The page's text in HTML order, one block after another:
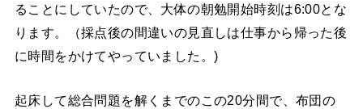
ることにしていたので、大体の朝勉開始時刻は6:00とな
ります。（採点後の間違いの見直しは仕事から帰った後
に時間をかけてやっていました。)
起床して総合問題を解くまでのこの20分間で、布団の